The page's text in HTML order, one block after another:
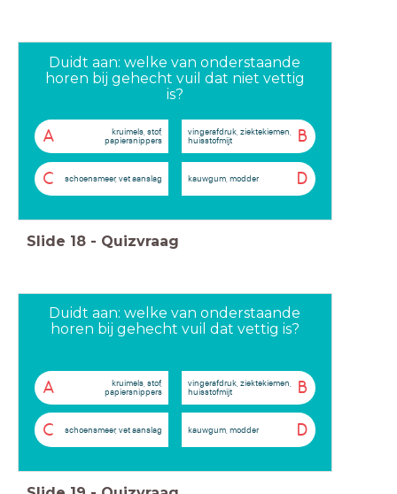
Duidt aan: welke van onderstaande
horen bij gehecht vuil dat niet vettig
is?
A
kruimels, stof,
papiersnippers
B
vingerafdruk, ziektekiemen,
huisstofmijt
C schoensmeer, vet aanslag D
kauwgum, modder
Slide 18 - Quizvraag
Duidt aan: welke van onderstaande
horen bij gehecht vuil dat vettig is?
A
kruimels, stof,
papiersnippers
B
vingerafdruk, ziektekiemen,
huisstofmijt
C schoensmeer, vet aanslag D
kauwgum, modder